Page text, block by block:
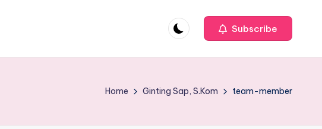
Subscribe
Home Ginting Sap, S.Kom team-member